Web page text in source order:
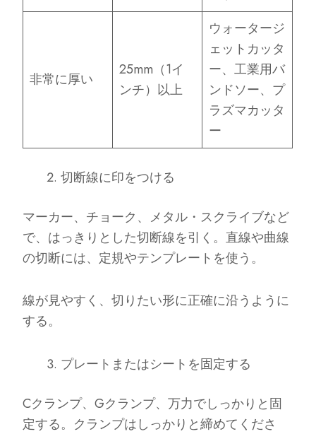
非常に厚い
25mm（1イ
ンチ）以上
ウォータージ
ェットカッタ
ー、工業用バ
ンドソー、プ
ラズマカッタ
ー
切断線に印をつける
マーカー、チョーク、メタル・スクライブなど
で、はっきりとした切断線を引く。直線や曲線
の切断には、定規やテンプレートを使う。
線が見やすく、切りたい形に正確に沿うように
する。
プレートまたはシートを固定する
Cクランプ、Gクランプ、万力でしっかりと固
定する。クランプはしっかりと締めてくださ